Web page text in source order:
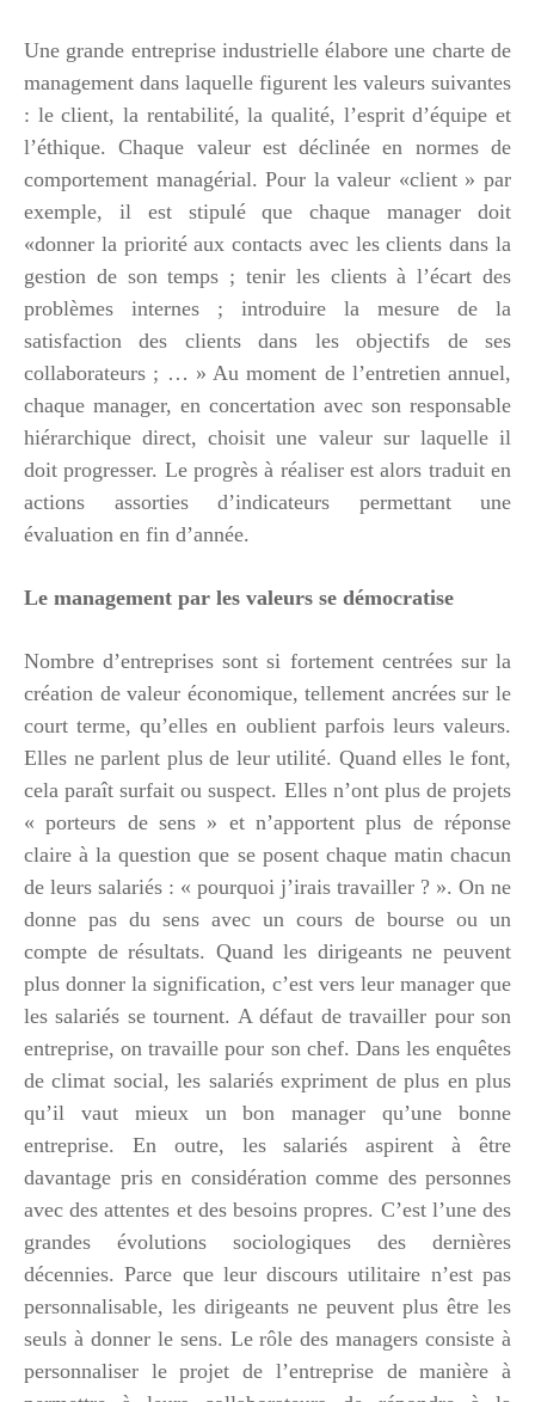
Une grande entreprise industrielle élabore une charte de
management dans laquelle figurent les valeurs suivantes
: le client, la rentabilité, la qualité, l’esprit d’équipe et
l’éthique. Chaque valeur est déclinée en normes de
comportement managérial. Pour la valeur «client » par
exemple, il est stipulé que chaque manager doit
«donner la priorité aux contacts avec les clients dans la
gestion de son temps ; tenir les clients à l’écart des
problèmes internes ; introduire la mesure de la
satisfaction des clients dans les objectifs de ses
collaborateurs ; … » Au moment de l’entretien annuel,
chaque manager, en concertation avec son responsable
hiérarchique direct, choisit une valeur sur laquelle il
doit progresser. Le progrès à réaliser est alors traduit en
actions assorties d’indicateurs permettant une
évaluation en fin d’année.
Le management par les valeurs se démocratise
Nombre d’entreprises sont si fortement centrées sur la
création de valeur économique, tellement ancrées sur le
court terme, qu’elles en oublient parfois leurs valeurs.
Elles ne parlent plus de leur utilité. Quand elles le font,
cela paraît surfait ou suspect. Elles n’ont plus de projets
« porteurs de sens » et n’apportent plus de réponse
claire à la question que se posent chaque matin chacun
de leurs salariés : « pourquoi j’irais travailler ? ». On ne
donne pas du sens avec un cours de bourse ou un
compte de résultats. Quand les dirigeants ne peuvent
plus donner la signification, c’est vers leur manager que
les salariés se tournent. A défaut de travailler pour son
entreprise, on travaille pour son chef. Dans les enquêtes
de climat social, les salariés expriment de plus en plus
qu’il vaut mieux un bon manager qu’une bonne
entreprise. En outre, les salariés aspirent à être
davantage pris en considération comme des personnes
avec des attentes et des besoins propres. C’est l’une des
grandes évolutions sociologiques des dernières
décennies. Parce que leur discours utilitaire n’est pas
personnalisable, les dirigeants ne peuvent plus être les
seuls à donner le sens. Le rôle des managers consiste à
personnaliser le projet de l’entreprise de manière à